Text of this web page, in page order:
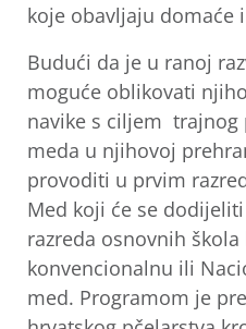
koje obavljaju domaće
Budući da je u ranoj
moguće oblikovati
navike s ciljem
meda u njihovoj
provoditi u prvim
Med koji će se
razreda osnovnih
konvencionalnu ili
med. Programom je